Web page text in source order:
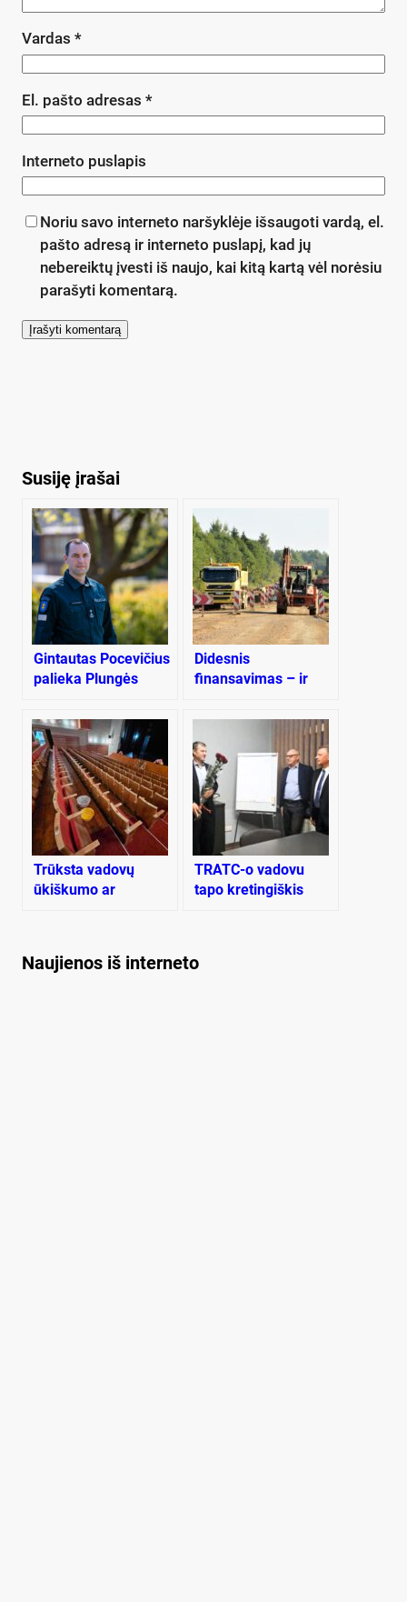
Vardas *
El. pašto adresas *
Interneto puslapis
Noriu savo interneto naršyklėje išsaugoti vardą, el.
pašto adresą ir interneto puslapį, kad jų
nebereiktų įvesti iš naujo, kai kitą kartą vėl norėsiu
parašyti komentarą.
Susiję įrašai
Gintautas Pocevičius
palieka Plungės
komisariatą
Didesnis
finansavimas – ir
keliams
Trūksta vadovų
ūkiškumo ar
TRATC-o vadovu
tapo kretingiškis
Naujienos iš interneto